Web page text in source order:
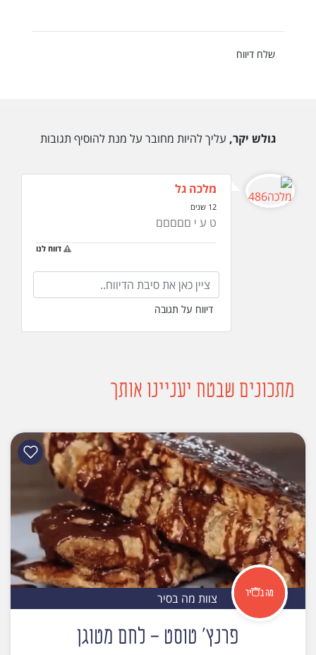
שלח דיווח
גולש יקר, עליך להיות מחובר על מנת להוסיף תגובות
מלכה גל
12 שנים
ט ע י םםםםם
דווח לנו
דיווח על תגובה
מתכונים שבטח יעניינו אותך
צוות מה בסיר
פרנץ' טוסט - לחם מטוגן